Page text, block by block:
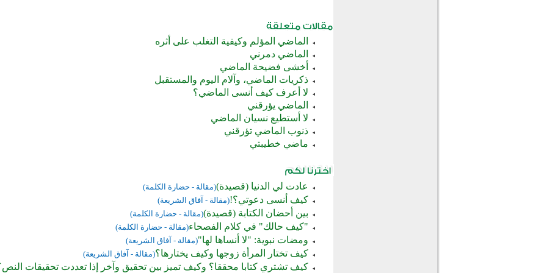
الماضي المؤلم وكيفية التغلب على أثره
الماضي دمرني
أخشى فضيحة الماضي
ذكريات الماضي، وآلام اليوم والمستقبل
لا أعرف كيف أنسى الماضي؟
الماضي يؤرقني
لا أستطيع نسيان الماضي
ذنوب الماضي تؤرقني
ماضي خطيبتي
عادت لي الدنيا (قصيدة)(مقالة - حضارة الكلمة)
كيف أنسى دعوتي؟!(مقالة - آفاق الشريعة)
بين أحضان الكتابة (قصيدة)(مقالة - حضارة الكلمة)
"كيف حالك" في كلام الفصحاء(مقالة - حضارة الكلمة)
ومضات نبوية: "لا أنساها لها"(مقالة - آفاق الشريعة)
كيف تختار المرأة زوجها وكيف يختارها؟(مقالة - آفاق الشريعة)
كيف تشتري كتابا محققا؟ وكيف تميز بين تحقيق وآخر إذا تعددت تحقيقات